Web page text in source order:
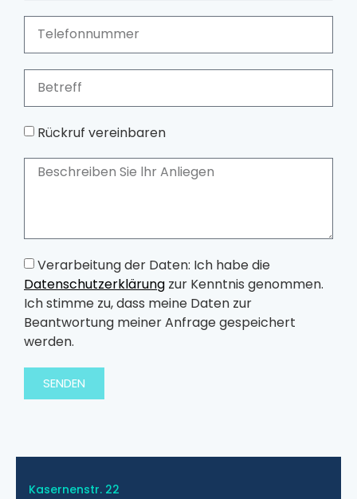
Rückruf vereinbaren
Verarbeitung der Daten: Ich habe die
Datenschutzerklärung zur Kenntnis genommen.
Ich stimme zu, dass meine Daten zur
Beantwortung meiner Anfrage gespeichert
werden.
SENDEN
Kasernenstr. 22